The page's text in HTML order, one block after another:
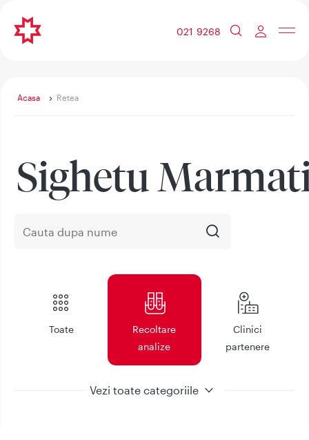
021 9268
Acasa Retea
Sighetu
Toate
Recoltare
analize
Clinici
partenere
Vezi toate categoriile